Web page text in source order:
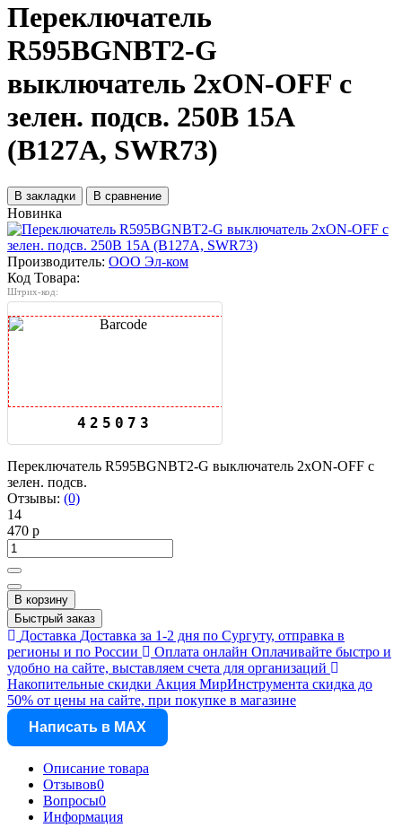
Переключатель
R595BGNBT2-G
выключатель 2хON-OFF с
зелен. подсв. 250B 15A
(B127A, SWR73)
В закладки В сравнение
Новинка
Производитель: ООО Эл-ком
Код Товара:
Штрих-код:
425073
Переключатель R595BGNBT2-G выключатель 2хON-OFF с
зелен. подсв.
Отзывы: (0)
14
470 р
В корзину
Быстрый заказ
Доставка Доставка за 1-2 дня по Сургуту, отправка в
регионы и по России
Оплата онлайн Оплачивайте быстро и
удобно на сайте, выставляем счета для организаций
Накопительные скидки Акция МирИнструмента скидка до
50% от цены на сайте, при покупке в магазине
Написать в MAX
Описание товара
Отзывов0
Вопросы0
Информация